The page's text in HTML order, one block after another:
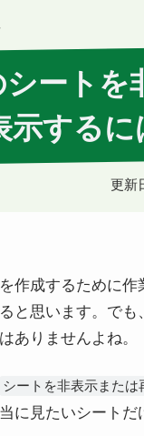
ートを
示するに
更新
作成するために作
と思います。でも
ありませんよね。
シートを非表示または
に見たいシートだ